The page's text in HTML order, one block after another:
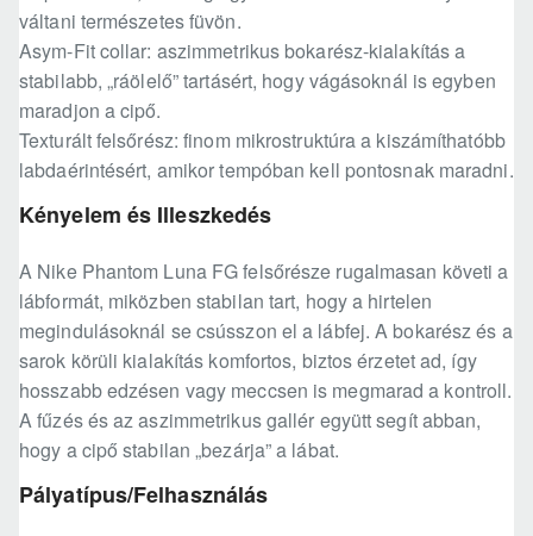
váltani természetes füvön.
Asym-Fit collar: aszimmetrikus bokarész-kialakítás a
stabilabb, „ráölelő” tartásért, hogy vágásoknál is egyben
maradjon a cipő.
Texturált felsőrész: finom mikrostruktúra a kiszámíthatóbb
labdaérintésért, amikor tempóban kell pontosnak maradni.
Kényelem és Illeszkedés
A Nike Phantom Luna FG felsőrésze rugalmasan követi a
lábformát, miközben stabilan tart, hogy a hirtelen
megindulásoknál se csússzon el a lábfej. A bokarész és a
sarok körüli kialakítás komfortos, biztos érzetet ad, így
hosszabb edzésen vagy meccsen is megmarad a kontroll.
A fűzés és az aszimmetrikus gallér együtt segít abban,
hogy a cipő stabilan „bezárja” a lábat.
Pályatípus/Felhasználás